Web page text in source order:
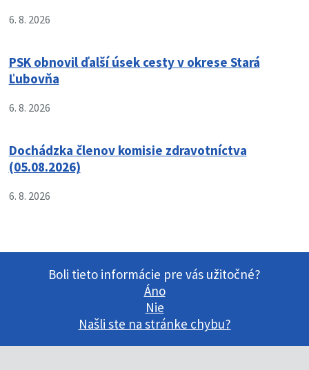
6. 8. 2026
PSK obnovil ďalší úsek cesty v okrese Stará
Ľubovňa
6. 8. 2026
Dochádzka členov komisie zdravotníctva
(05.08.2026)
6. 8. 2026
Boli tieto informácie pre vás užitočné?
Áno
Nie
Našli ste na stránke chybu?